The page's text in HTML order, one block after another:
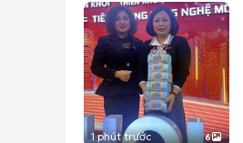
1 phút trước 6